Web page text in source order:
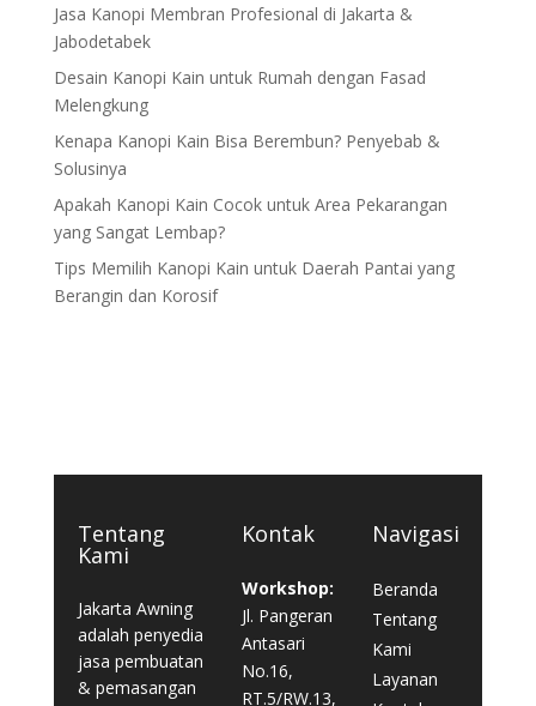
Jasa Kanopi Membran Profesional di Jakarta &
Jabodetabek
Desain Kanopi Kain untuk Rumah dengan Fasad
Melengkung
Kenapa Kanopi Kain Bisa Berembun? Penyebab &
Solusinya
Apakah Kanopi Kain Cocok untuk Area Pekarangan
yang Sangat Lembap?
Tips Memilih Kanopi Kain untuk Daerah Pantai yang
Berangin dan Korosif
Tentang
Kami
Jakarta Awning
adalah penyedia
jasa pembuatan
& pemasangan
Kontak
Workshop:
Jl. Pangeran
Antasari
No.16,
RT.5/RW.13,
Navigasi
Beranda
Tentang
Kami
Layanan